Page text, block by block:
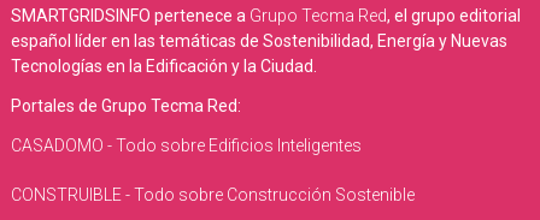
SMARTGRIDSINFO pertenece a Grupo Tecma Red, el grupo editorial
español líder en las temáticas de Sostenibilidad, Energía y Nuevas
Tecnologías en la Edificación y la Ciudad.
Portales de Grupo Tecma Red:
CASADOMO - Todo sobre Edificios Inteligentes
CONSTRUIBLE - Todo sobre Construcción Sostenible